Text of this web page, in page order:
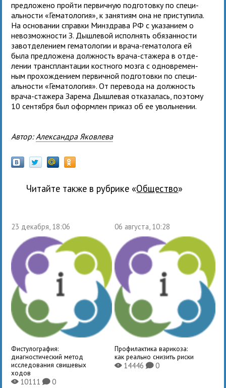
пред­ло­жено пройти пер­вич­ную под­го­товку по спе­ци­
аль­но­сти «Гематология», к заня­тиям она не при­сту­пила.
На осно­ва­нии справки Минздрава РФ с ука­за­нием о
невоз­мож­но­сти З. Дышлевой испол­нять обя­зан­но­сти
зав­от­де­ле­нием гема­то­ло­гии и врача-гема­то­лога ей
была пред­ло­жена долж­ность врача-ста­жера в отде­
ле­нии транс­план­та­ции кост­ного мозга с одновре­мен­
ным про­хож­де­нием пер­вич­ной под­го­товки по спе­ци­
аль­но­сти «Гематология». От пере­вода на долж­ность
врача-ста­жера Зарема Дышлевая отка­за­лась, поэтому
10 сен­тября был оформ­лен при­каз об ее увольнении.
Автор: Александра Яковлева
Читайте также в рубрике « общество»
23 декабря, 18:06
Фистулография:
диагностический метод
исследования свищевых
ходов
X10111K0
06 августа, 10:28
Профилактика варикоза:
как реально снизить риски
X14446 K0